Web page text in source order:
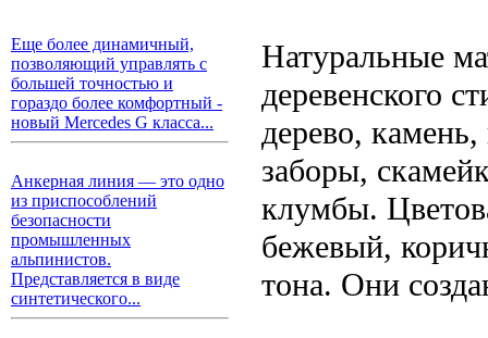
Еще более динамичный,
позволяющий управлять с
большей точностью и
гораздо более комфортный -
новый Mercedes G класса...
Анкерная линия — это одно
из приспособлений
безопасности
промышленных
альпинистов.
Представляется в виде
синтетического...
Натуральные
деревенского
дерево,
заборы,
клумбы.
бежевый,
тона. Они